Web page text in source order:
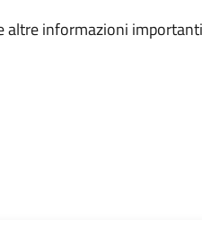
altre informazioni